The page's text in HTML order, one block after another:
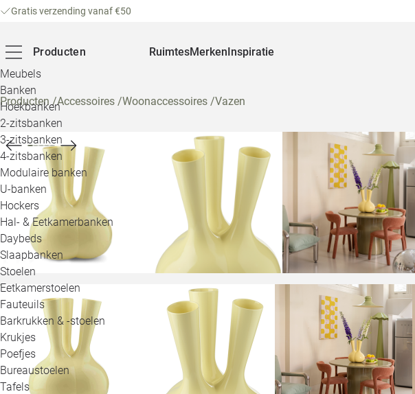
Gratis verzending vanaf €50
Producten
Meubels
Banken
Hoekbanken
2-zitsbanken
3-zitsbanken
4-zitsbanken
Modulaire banken
U-banken
Hockers
Hal- & Eetkamerbanken
Daybeds
Slaapbanken
Stoelen
Eetkamerstoelen
Fauteuils
Barkrukken & -stoelen
Krukjes
Poefjes
Bureaustoelen
Tafels
RuimtesMerkenInspiratie
Producten/Accessoires /Woonaccessoires /Vazen